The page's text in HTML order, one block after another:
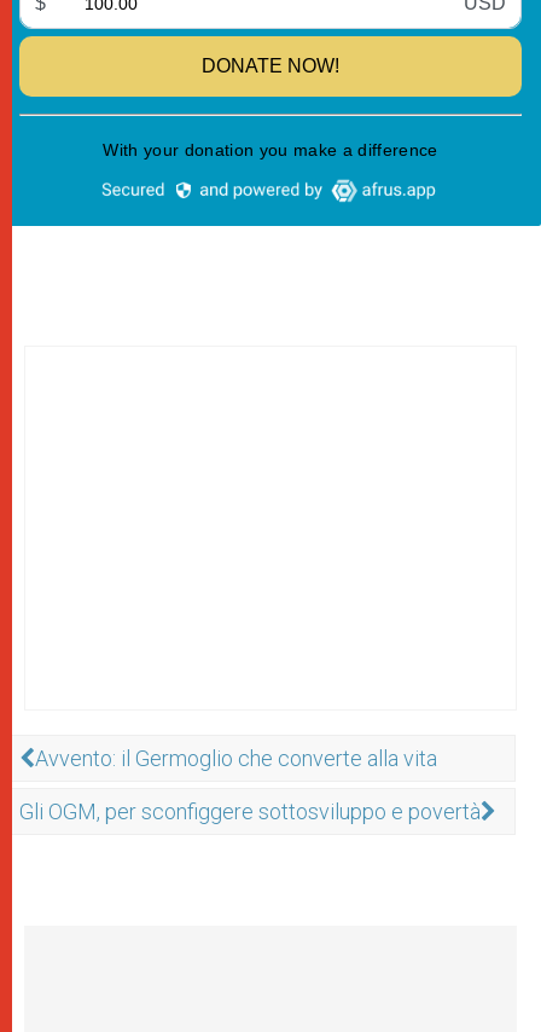
Avvento: il Germoglio che converte alla vita
Gli OGM, per sconfiggere sottosviluppo e povertà